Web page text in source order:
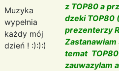
Muzyka
wypełnia
każdy mój
dzień ! :):):)
z TOP80 a
dzeki TOP80
prezenterzy
temat
zauwazylam